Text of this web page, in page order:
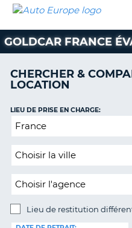
LOCATION
VOITURE
CAMPING-
CAR
AUTO
EUROPE
LOCATION
VOITURE
CAMPING-
CAR
PARTENAIRES
SUPPORT
CLIENT
COMPTE
MA
GOLDCAR FRANCE
CHERCHER &
LOCATION
Lieu
restitution
LIEU DE PRISE EN CHARGE:
Lieu de restitution